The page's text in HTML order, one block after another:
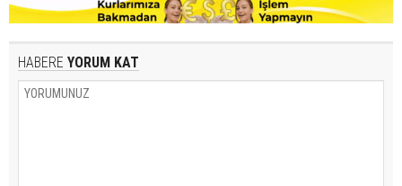
HABERE YORUM KAT